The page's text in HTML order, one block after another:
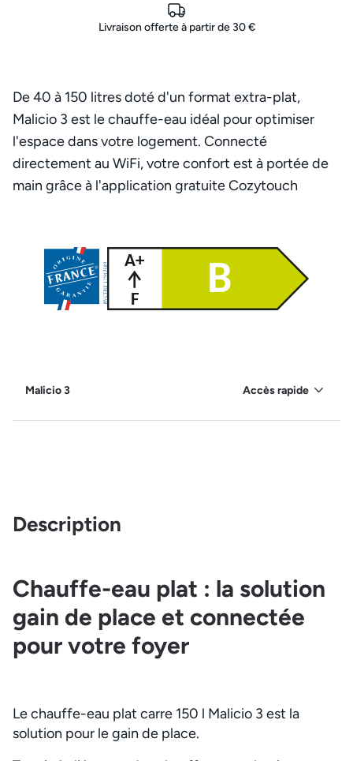
Livraison offerte à partir de 30 €
De 40 à 150 litres doté d'un format extra-plat,
Malicio 3 est le chauffe-eau idéal pour optimiser
l'espace dans votre logement. Connecté
directement au WiFi, votre confort est à portée de
main grâce à l'application gratuite Cozytouch
Malicio 3 Accès rapide
Description
Chauffe-eau plat : la solution
gain de place et connectée
pour votre foyer
Le chauffe-eau plat carre 150 l Malicio 3 est la
solution pour le gain de place.